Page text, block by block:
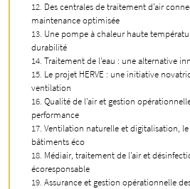
Des centrales de traitement d’air
maintenance optimisée
Une pompe à chaleur haute
durabilité
Traitement de l’eau : une alternative
Le projet HERVE : une initiative
ventilation
Qualité de l’air et gestion
performance
Ventilation naturelle et digitalisation,
bâtiments éco
Médiair, traitement de l’air et
écoresponsable
Assurance et gestion opérationnelle